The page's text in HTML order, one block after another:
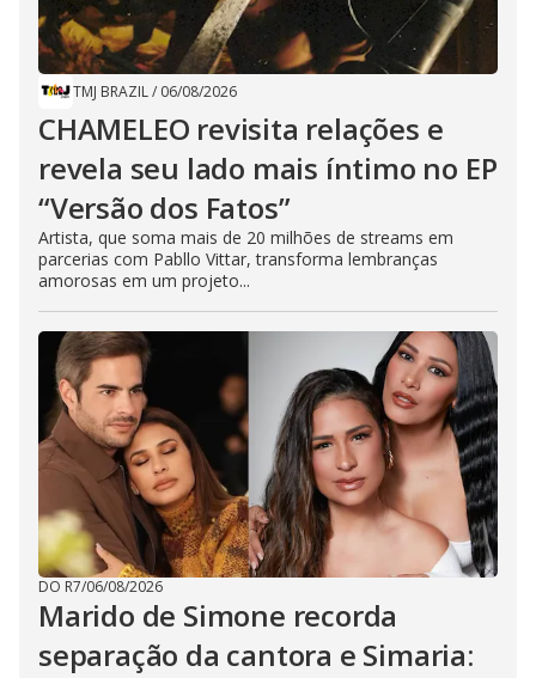
TMJ BRAZIL/ 06/08/2026
CHAMELEO revisita relações e
revela seu lado mais íntimo no EP
“Versão dos Fatos”
Artista, que soma mais de 20 milhões de streams em
parcerias com Pabllo Vittar, transforma lembranças
amorosas em um projeto...
DO R7/06/08/2026
Marido de Simone recorda
separação da cantora e Simaria: